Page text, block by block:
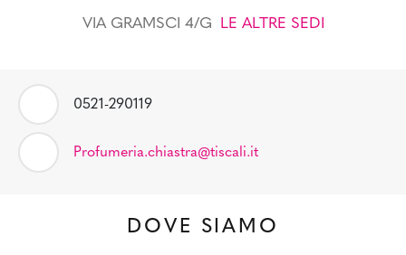
VIA GRAMSCI 4/G LE ALTRE SEDI
0521-290119
Profumeria.chiastra@tiscali.it
DOVE SIAMO